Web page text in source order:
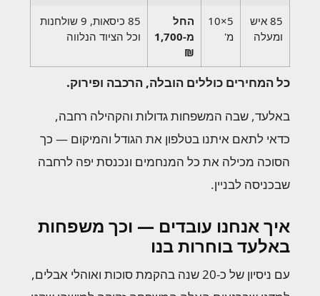
85 איש
ומעלה
5×10
מ'
החל
מ-1,700
₪
85 כיסאות, 9 שולחנות
וכל הציוד הנלווה
כל המחירים כוללים הובלה, הרכבה ופירוק.
באלעד, שבה המשפחות גדולות והקהילה רחבה,
כדאי לתאם איתנו בטלפון את הגודל והמיקום — כך
הסוכה מכילה את כל המנחמים ונכנסת יפה לרחבה
שבכניסה לבניין.
איך אנחנו עובדים — וכך משפחות
באלעד בוחרות בנו
עם ניסיון של כ-20 שנה בהקמת סוכות ואוהלי אבלים,